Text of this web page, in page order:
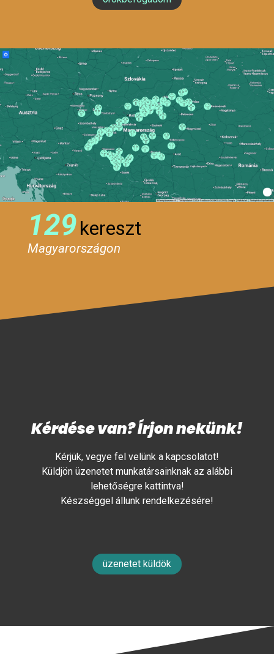
129kereszt
Magyarországon
Kérdése van? Írjon nekünk!
Kérjük, vegye fel velünk a kapcsolatot!
Küldjön üzenetet munkatársainknak az alábbi
lehetőségre kattintva!
Készséggel állunk rendelkezésére!
üzenetet küldök